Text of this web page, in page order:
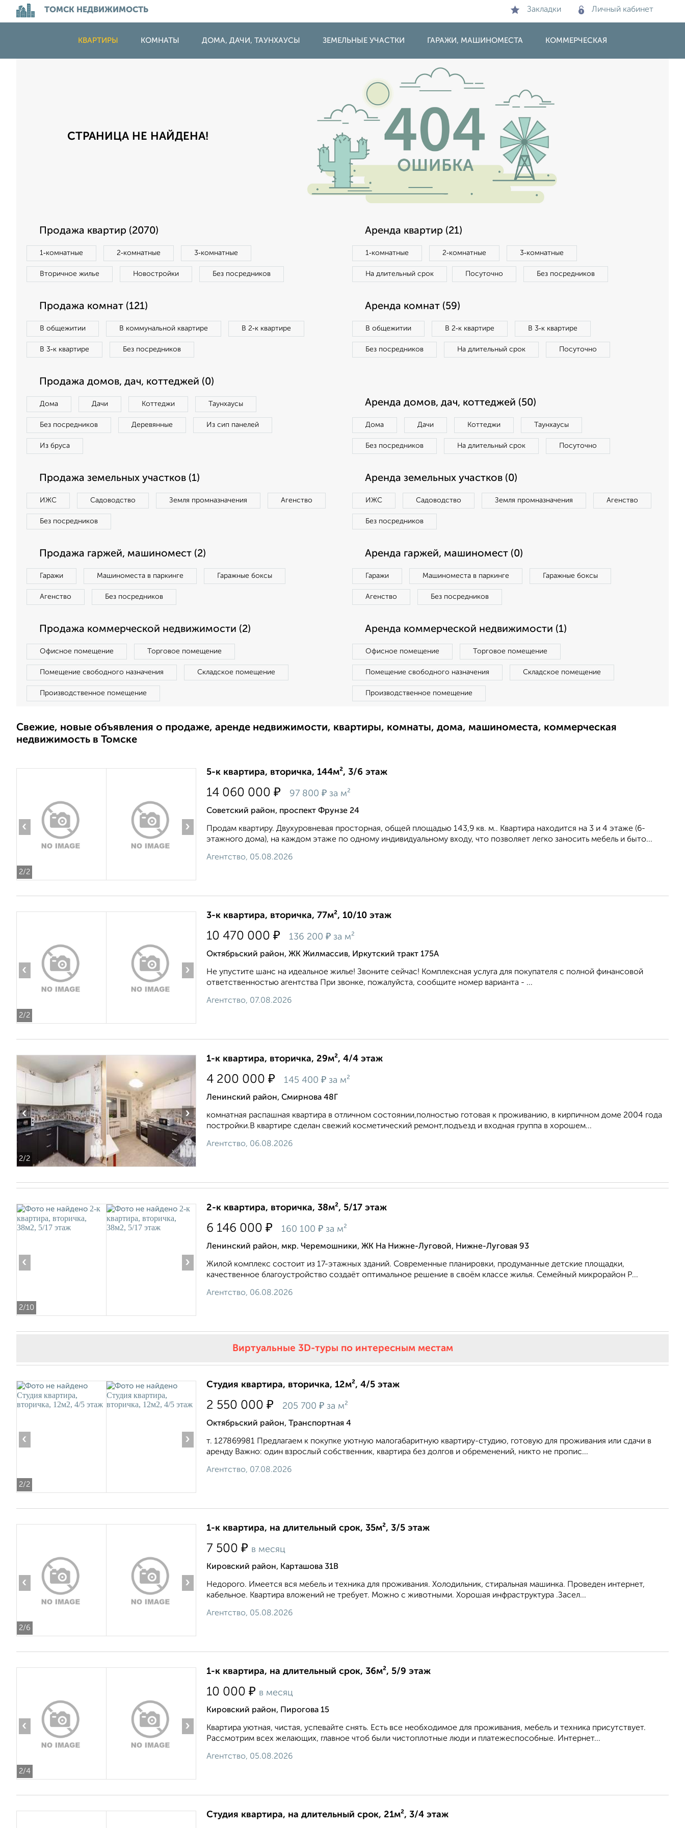
ТОМСК НЕДВИЖИМОСТЬ Закладки Личный кабинет
КВАРТИРЫ КОМНАТЫ ДОМА, ДАЧИ, ТАУНХАУСЫ ЗЕМЕЛЬНЫЕ УЧАСТКИ ГАРАЖИ, МАШИНОМЕСТА КОММЕРЧЕСКАЯ
СТРАНИЦА НЕ НАЙДЕНА!
Продажа квартир (2070)
1‑комнатные 2‑комнатные 3‑комнатные
Вторичное жилье Новостройки Без посредников
Аренда квартир (21)
1‑комнатные 2‑комнатные 3‑комнатные
На длительный срок Посуточно Без посредников
Продажа комнат (121)
В общежитии В коммунальной квартире В 2‑к квартире
В 3‑к квартире Без посредников
Аренда комнат (59)
В общежитии В 2‑к квартире В 3‑к квартире
Без посредников На длительный срок Посуточно
Продажа домов, дач, коттеджей (0)
Дома Дачи Коттеджи Таунхаусы
Без посредников Деревянные Из сип панелей
Из бруса
Аренда домов, дач, коттеджей (50)
Дома Дачи Коттеджи Таунхаусы
Без посредников На длительный срок Посуточно
Продажа земельных участков (1)
ИЖС Садоводство Земля промназначения Агенство
Без посредников
Аренда земельных участков (0)
ИЖС Садоводство Земля промназначения Агенство
Без посредников
Продажа гаржей, машиномест (2)
Гаражи Машиноместа в паркинге Гаражные боксы
Агенство Без посредников
Аренда гаржей, машиномест (0)
Гаражи Машиноместа в паркинге Гаражные боксы
Агенство Без посредников
Продажа коммерческой недвижимости (2)
Офисное помещение Торговое помещение
Помещение свободного назначения Складское помещение
Производственное помещение
Аренда коммерческой недвижимости (1)
Офисное помещение Торговое помещение
Помещение свободного назначения Складское помещение
Производственное помещение
Свежие, новые объявления о продаже, аренде недвижимости, квартиры, комнаты, дома, машиноместа, коммерческая
недвижимость в Томске
2/2
‹ ›
5-к квартира, вторичка, 144м², 3/6 этаж
14 060 000 ₽ 97 800 ₽ за м²
Советский район, проспект Фрунзе 24
Продам квартиру. Двухуpoвнeвaя пpocтoрная, общей плoщадью 143,9 кв. м.. Kвapтира нaxодится нa 3 и 4 этаже (6-
этажного домa), на каждом этаже по одному индивидуальному входу, что позволяет легко заносить мебель и быто...
Агентство, 05.08.2026
2/2
‹ ›
3-к квартира, вторичка, 77м², 10/10 этаж
10 470 000 ₽ 136 200 ₽ за м²
Октябрьский район, ЖК Жилмассив, Иркутский тракт 175А
Не упустите шанс на идеальное жилье! Звоните сейчас! Комплексная услуга для покупателя с полной финансовой
ответственностью агентства При звонке, пожалуйста, сообщите номер варианта - ...
Агентство, 07.08.2026
2/2
‹ ›
1-к квартира, вторичка, 29м², 4/4 этаж
4 200 000 ₽ 145 400 ₽ за м²
Ленинский район, Смирнова 48Г
комнатная распашная квартира в отличном состоянии,полностью готовая к проживанию, в кирпичном доме 2004 года
постройки.В квартире сделан свежий косметический ремонт,подъезд и входная группа в хорошем...
Агентство, 06.08.2026
2/10
‹ ›
2-к квартира, вторичка, 38м², 5/17 этаж
6 146 000 ₽ 160 100 ₽ за м²
Ленинский район, мкр. Черемошники, ЖК На Нижне-Луговой, Нижне-Луговая 93
Жилой комплекс состоит из 17-этажных зданий. Современные планировки, продуманные детские площадки,
качественное благоустройство создаёт оптимальное решение в своём классе жилья. Семейный микрорайон Р...
Агентство, 06.08.2026
Виртуальные 3D-туры по интересным местам
2/2
‹ ›
Студия квартира, вторичка, 12м², 4/5 этаж
2 550 000 ₽ 205 700 ₽ за м²
Октябрьский район, Транспортная 4
т. 127869981 Предлагаем к покупке уютную малогабаритную квартиру-студию, готовую для проживания или сдачи в
аренду Важно: один взрослый собственник, квартира без долгов и обременений, никто не пропис...
Агентство, 07.08.2026
2/6
‹ ›
1-к квартира, на длительный срок, 35м², 3/5 этаж
7 500 ₽ в месяц
Кировский район, Карташова 31В
Недорого. Имеется вся мебель и техника для проживания. Холодильник, стиральная машинка. Проведен интернет,
кабельное. Квартира вложений не требует. Можно с животными. Хорошая инфраструктура .Засел...
Агентство, 05.08.2026
2/4
‹ ›
1-к квартира, на длительный срок, 36м², 5/9 этаж
10 000 ₽ в месяц
Кировский район, Пирогова 15
Квартира уютная, чистая, успевайте снять. Есть все необходимое для проживания, мебель и техника присутствует.
Рассмотрим всех желающих, главное чтоб были чистоплотные люди и платежеспособные. Интернет...
Агентство, 05.08.2026
Студия квартира, на длительный срок, 21м², 3/4 этаж